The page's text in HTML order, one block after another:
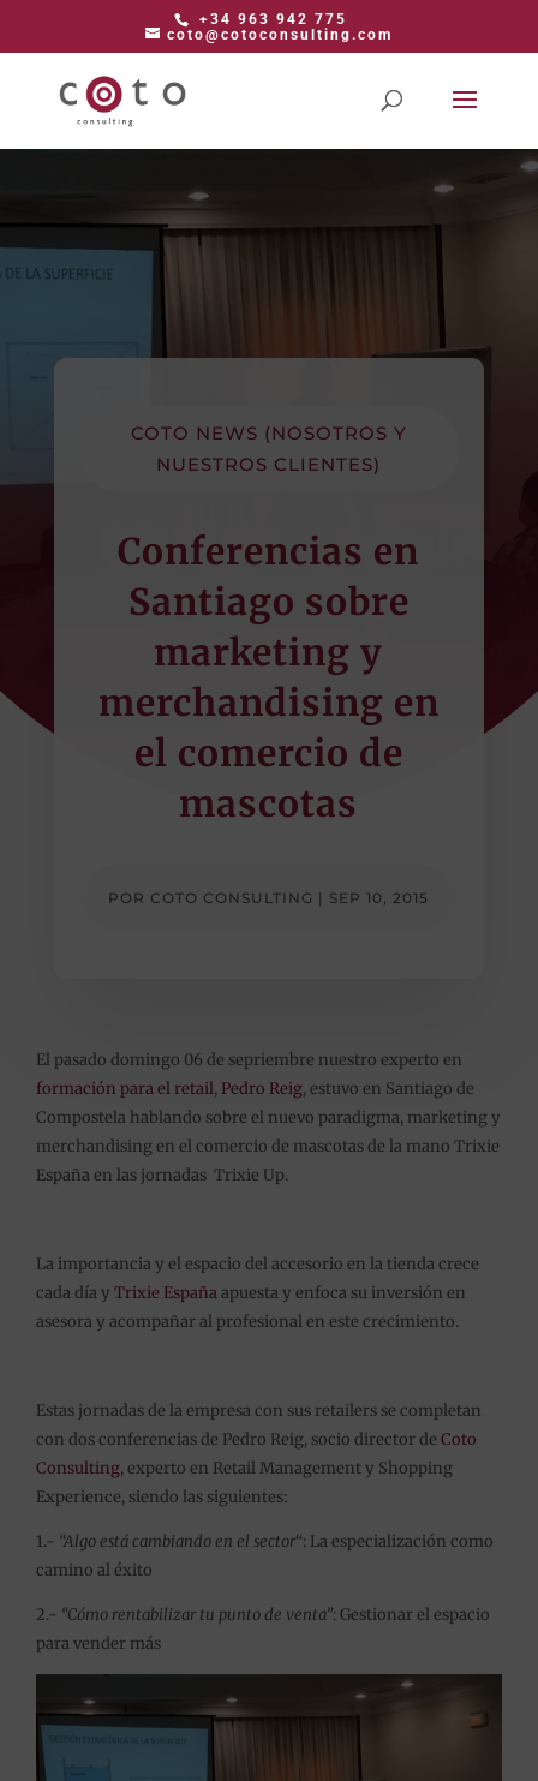
+34 963 942 775
coto@cotoconsulting.com
COTO NEWS (NOSOTROS Y
NUESTROS CLIENTES)
Conferencias en
Santiago sobre
marketing y
merchandising en
el ‪‎comercio‬ de
mascotas
POR COTO CONSULTING | SEP 10, 2015
El pasado domingo 06 de sepriembre nuestro experto en
formación para el retail, Pedro Reig, estuvo en Santiago de
Compostela hablando sobre el nuevo paradigma, marketing y
merchandising en el comercio de mascotas de la mano Trixie
España en las jornadas Trixie Up.
La importancia y el espacio del accesorio en la tienda crece
cada día y Trixie Españaapuesta y enfoca su inversión en
asesora y acompañar al profesional en este crecimiento.
Estas jornadas de la empresa con sus retailers se completan
con dos conferencias de Pedro Reig, socio director de Coto
Consulting, experto en Retail Management y Shopping
Experience, siendo las siguientes:
1.- “Algo está cambiando en el sector“: La especialización como
camino al éxito
2.- “Cómo rentabilizar tu punto de venta”: Gestionar el espacio
para vender más